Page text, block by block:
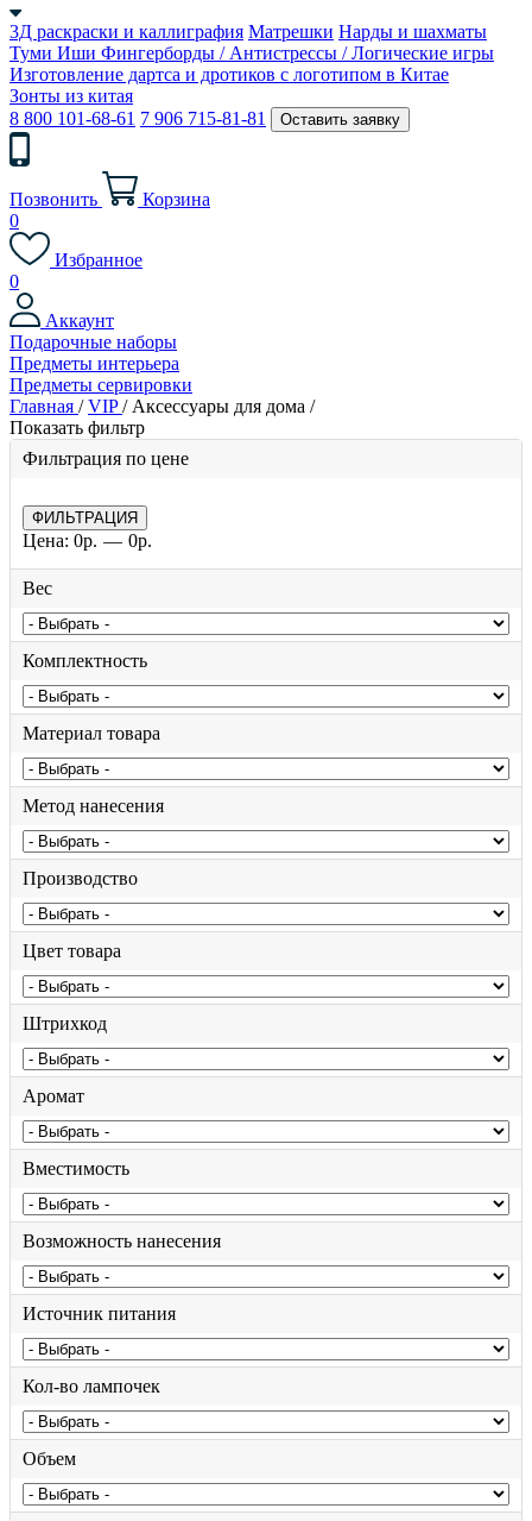
3Д раскраски и каллиграфия Матрешки Нарды и шахматы
Туми Иши Фингерборды / Антистрессы / Логические игры
Изготовление дартса и дротиков с логотипом в Китае
Зонты из китая
8 800 101-68-61 7 906 715-81-81 Оставить заявку
Позвонить
Корзина
0
Избранное
0
Аккаунт
Подарочные наборы
Предметы интерьера
Предметы сервировки
Главная / VIP/ Аксессуары для дома /
Показать фильтр
Фильтрация по цене
Цена: 0р. — 0р.
Вес
Комплектность
Материал товара
Метод нанесения
Производство
Цвет товара
Штрихкод
Аромат
Вместимость
Возможность нанесения
Источник питания
Кол-во лампочек
Объем